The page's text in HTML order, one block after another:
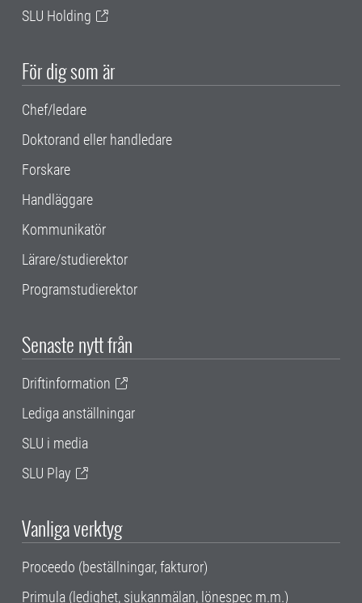
SLU Holding
För dig som är
Chef/ledare
Doktorand eller handledare
Forskare
Handläggare
Kommunikatör
Lärare/studierektor
Programstudierektor
Senaste nytt från
Driftinformation
Lediga anställningar
SLU i media
SLU Play
Vanliga verktyg
Proceedo (beställningar, fakturor)
Primula (ledighet, sjukanmälan, lönespec m.m.)